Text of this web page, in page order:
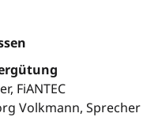
FiANTEC
Volkmann, Sprecher